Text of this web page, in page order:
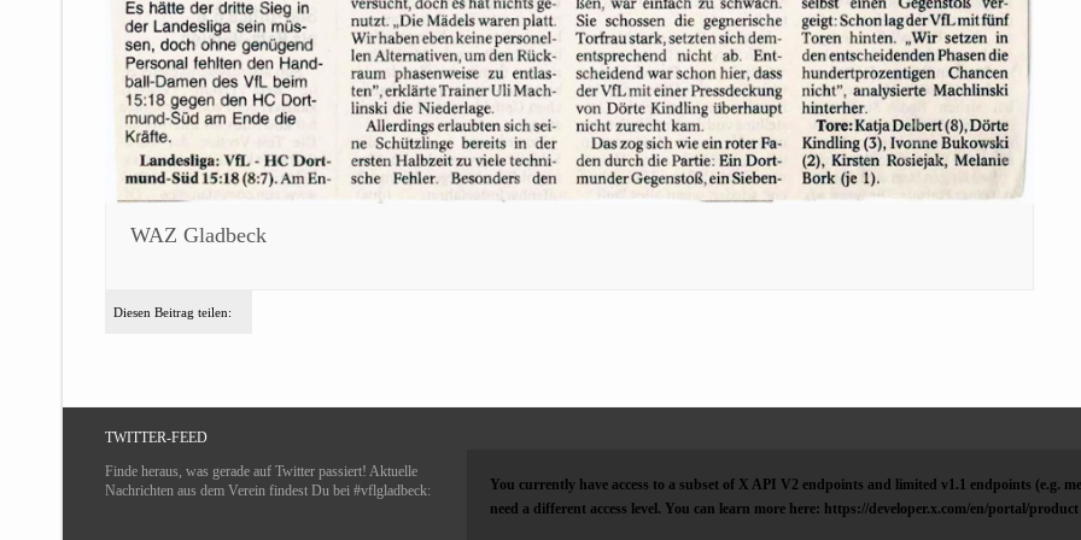
WAZ Gladbeck
Diesen Beitrag teilen:
TWITTER-FEED
Finde heraus, was gerade auf Twitter passiert! Aktuelle
Nachrichten aus dem Verein findest Du bei #vflgladbeck:
You currently have access to a subset of X API V2 endpoints and limited v1.1 endpoints (e.g.
need a different access level. You can learn more here: https://developer.x.com/en/portal/product